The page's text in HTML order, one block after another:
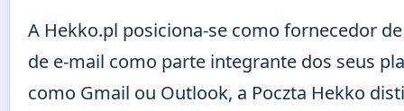
A Hekko.pl posiciona-se como fornecedor
de e-mail como parte integrante dos seus
como Gmail ou Outlook, a Poczta Hekko